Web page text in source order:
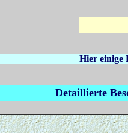
Hier einige
Detaillierte